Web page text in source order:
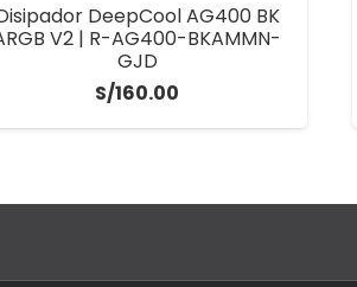
DeepCool AG400 BK
V2 | R-AG400-BKAMMN-
GJD
S/160.00